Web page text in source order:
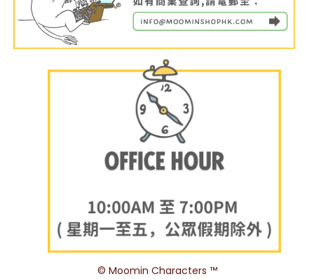
©️ Moomin Characters ™️